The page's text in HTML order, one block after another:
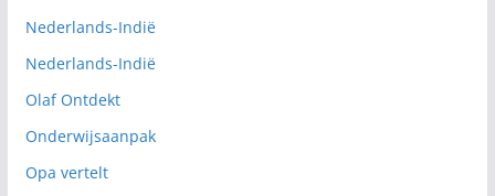
Nederlands-Indië
Nederlands-Indië
Olaf Ontdekt
Onderwijsaanpak
Opa vertelt